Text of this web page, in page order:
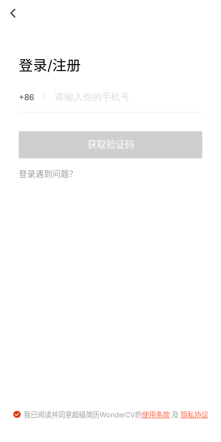
登录/注册
+86
获取验证码
登录遇到问题？
我已阅读并同意超级简历WonderCV的使用条款及 隐私协议